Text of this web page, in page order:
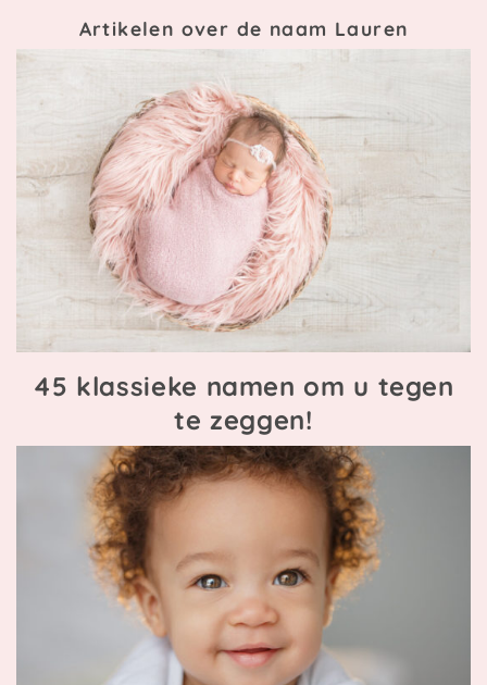
Artikelen over de naam Lauren
45 klassieke namen om u tegen
te zeggen!